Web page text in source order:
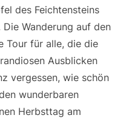
des Feichtensteins
Wanderung auf den
Tour für alle, die die
Ausblicken
vergessen, wie schön
wunderbaren
Herbsttag am